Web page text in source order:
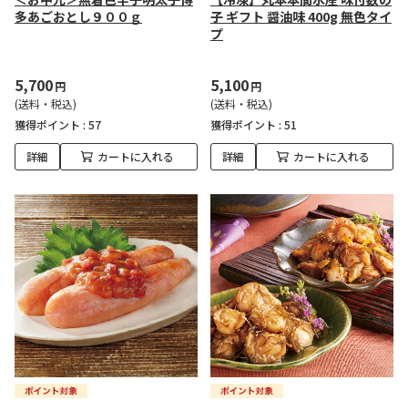
多あごおとし９００ｇ
5,700円
(送料・税込)
獲得ポイント : 57
詳細 カートに入れる
子 ギフト 醤油味 400g 無色タイ
プ
5,100円
(送料・税込)
獲得ポイント : 51
詳細 カートに入れる